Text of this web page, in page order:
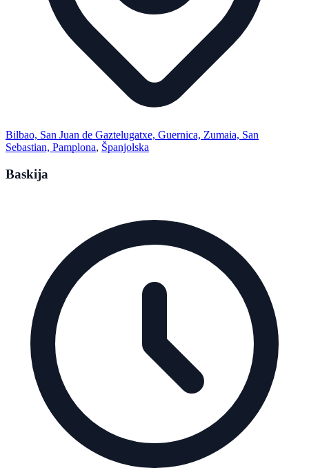
Bilbao, San Juan de Gaztelugatxe, Guernica, Zumaia, San
Sebastian, Pamplona, Španjolska
Baskija